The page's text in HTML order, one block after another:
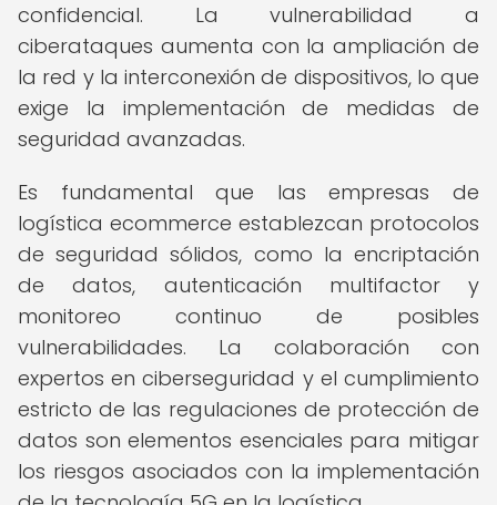
confidencial. La vulnerabilidad a
ciberataques aumenta con la ampliación de
la red y la interconexión de dispositivos, lo que
exige la implementación de medidas de
seguridad avanzadas.
Es fundamental que las empresas de
logística ecommerce establezcan protocolos
de seguridad sólidos, como la encriptación
de datos, autenticación multifactor y
monitoreo continuo de posibles
vulnerabilidades. La colaboración con
expertos en ciberseguridad y el cumplimiento
estricto de las regulaciones de protección de
datos son elementos esenciales para mitigar
los riesgos asociados con la implementación